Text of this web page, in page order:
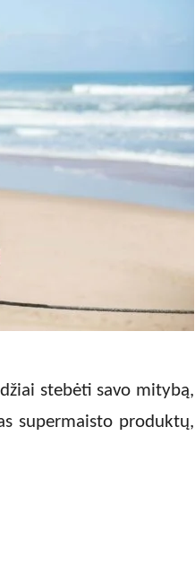
stebėti savo mitybą,
supermaisto produktų,